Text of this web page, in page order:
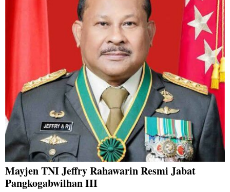
Mayjen TNI Jeffry Rahawarin Resmi Jabat
Pangkogabwilhan III